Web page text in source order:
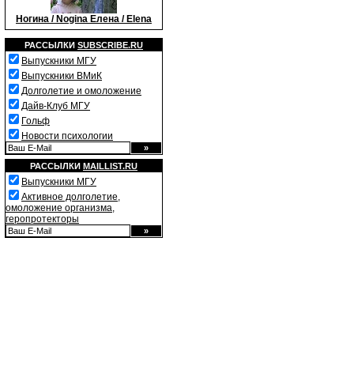
Ногина / Nogina Елена / Elena
РАССЫЛКИ SUBSCRIBE.RU
Выпускники МГУ
Выпускники ВМиК
Долголетие и омоложение
Дайв-Клуб МГУ
Гольф
Новости психологии
РАССЫЛКИ MAILLIST.RU
Выпускники МГУ
Активное долголетие,
омоложение организма,
геропротекторы